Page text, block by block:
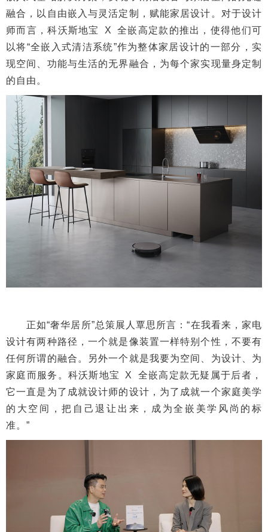
融合，以自由嵌入与灵活定制，赋能家居设计。对于设计
师而言，科沃斯地宝 X 全嵌高定款的推出，使得他们可
以将“全嵌入式清洁系统”作为整体家居设计的一部分，实
现空间、功能与生活的无界融合，为每个家实现量身定制
的自由。
正如“奢华居所”总策展人覃思所言：“在我看来，家电
设计有两种路径，一个就是像装置一样特别个性，不要有
任何所谓的融合。另外一个就是我要为空间、为设计、为
家庭而服务。科沃斯地宝 X 全嵌高定款无疑属于后者，
它一直是为了成就设计师的设计，为了成就一个家庭美学
的大空间，把自己退让出来，成为全嵌美学风尚的标
准。”